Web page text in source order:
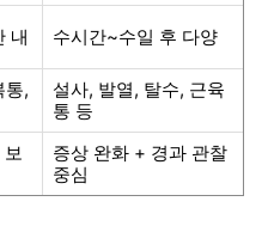
내 수시간~수일 후 다양
통,
설사, 발열, 탈수, 근육
통 등
증상 완화 + 경과 관찰
중심